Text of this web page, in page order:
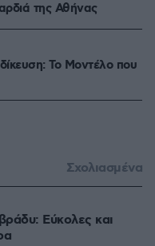
της Αθήνας
Το Mοντέλο που
Σχολιασμένα
Εύκολες και